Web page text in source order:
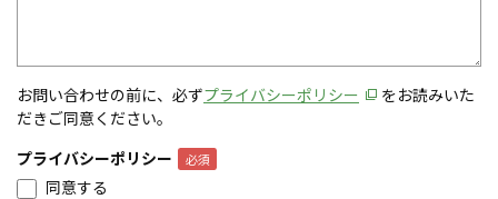
お問い合わせの前に、必ずプライバシーポリシー
をお読みいた
だきご同意ください。
プライバシーポリシー
同意する